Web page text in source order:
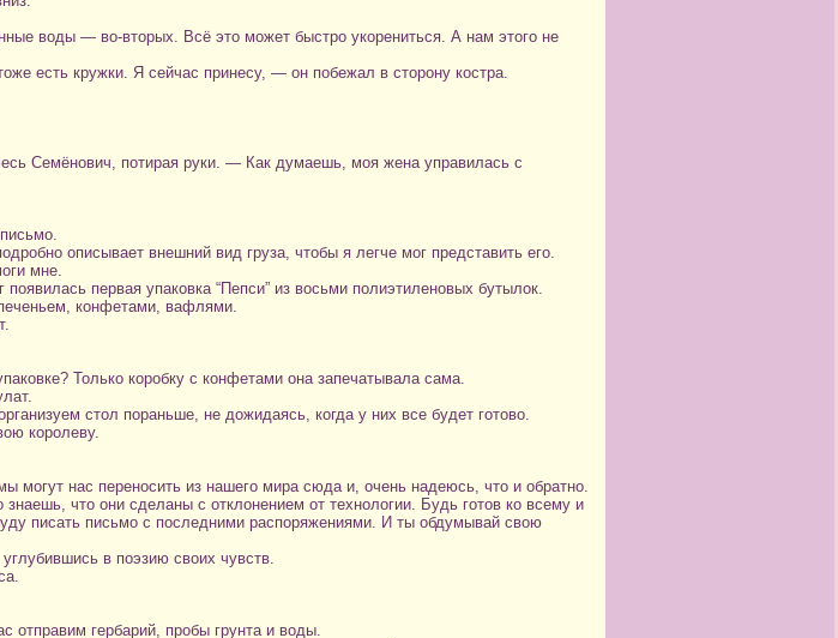
воды — во-вторых. Всё это может быстро укорениться. А нам этого не
есть кружки. Я сейчас принесу, — он побежал в сторону костра.
Семёнович, потирая руки. — Как думаешь, моя жена управилась с
описывает внешний вид груза, чтобы я легче мог представить его.
мне.
первая упаковка “Пепси” из восьми полиэтиленовых бутылок.
конфетами, вафлями.
Только коробку с конфетами она запечатывала сама.
стол пораньше, не дожидаясь, когда у них все будет готово.
королеву.
нас переносить из нашего мира сюда и, очень надеюсь, что и обратно.
что они сделаны с отклонением от технологии. Будь готов ко всему и
писать письмо с последними распоряжениями. И ты обдумывай свою
в поэзию своих чувств.
отправим гербарий, пробы грунта и воды.